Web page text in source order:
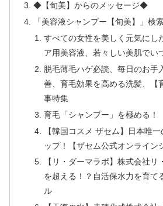
◆【旬美】からのメッセージ◆
「美容液シャンプー【旬美】」検
すべての女性を美しく元気にし
ア用美容液、若々しい美肌でい
脱毛薄毛ハゲ必読、毎日のお手
善、育毛効果を高める洗髪、【
事特集
育毛「シャンプー」を極める！
【韓国コスメ ザセム】日本唯
ップ！【ザセム公式オンライン
【リ・ダーマラボ】株式会社リ
を超える！？自活保水力を育て
ル